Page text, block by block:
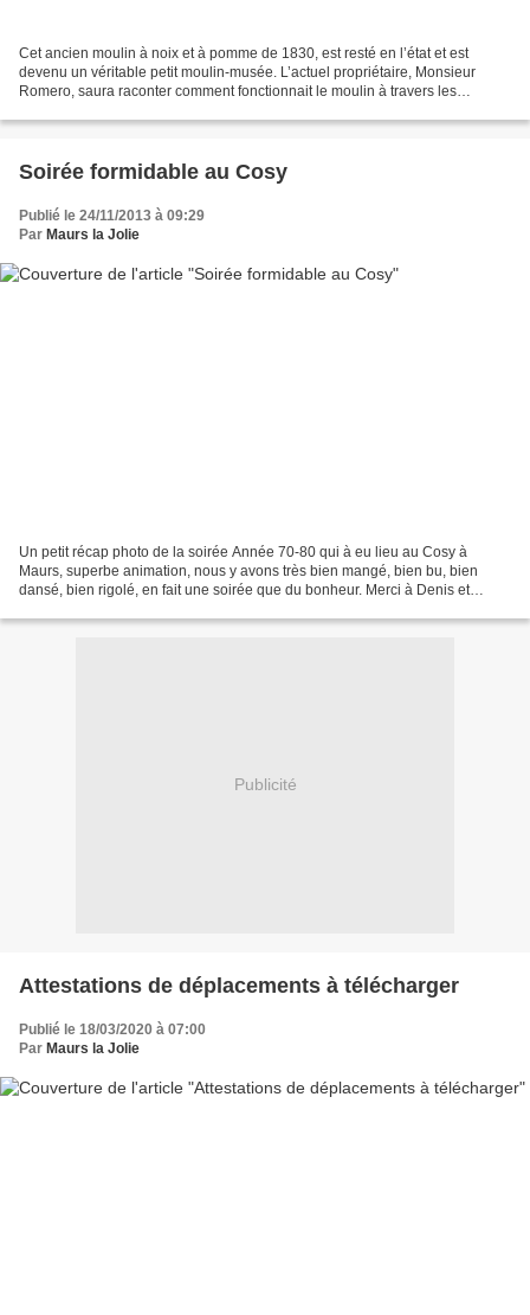
Cet ancien moulin à noix et à pomme de 1830, est resté en l’état et est
devenu un véritable petit moulin-musée. L’actuel propriétaire, Monsieur
Romero, saura raconter comment fonctionnait le moulin à travers les
Soirée formidable au Cosy
Publié le 24/11/2013 à 09:29
Par Maurs la Jolie
Un petit récap photo de la soirée Année 70-80 qui à eu lieu au Cosy à
Maurs, superbe animation, nous y avons très bien mangé, bien bu, bien
dansé, bien rigolé, en fait une soirée que du bonheur. Merci à Denis et
Publicité
Attestations de déplacements à télécharger
Publié le 18/03/2020 à 07:00
Par Maurs la Jolie